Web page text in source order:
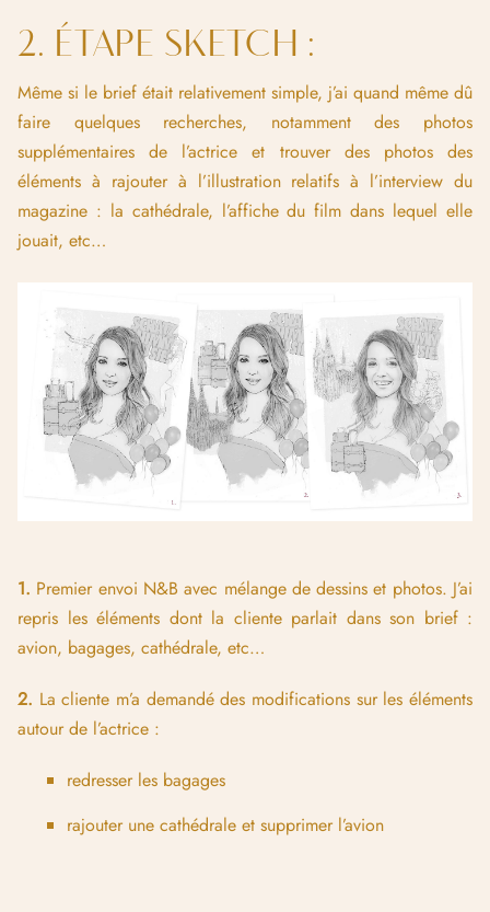
2. ÉTAPE SKETCH :
Même si le brief était relativement simple, j’ai quand même dû
faire quelques recherches, notamment des photos
supplémentaires de l’actrice et trouver des photos des
éléments à rajouter à l’illustration relatifs à l’interview du
magazine : la cathédrale, l’affiche du film dans lequel elle
jouait, etc…
1. Premier envoi N&B avec mélange de dessins et photos. J’ai
repris les éléments dont la cliente parlait dans son brief :
avion, bagages, cathédrale, etc…
2. La cliente m’a demandé des modifications sur les éléments
autour de l’actrice :
redresser les bagages
rajouter une cathédrale et supprimer l’avion